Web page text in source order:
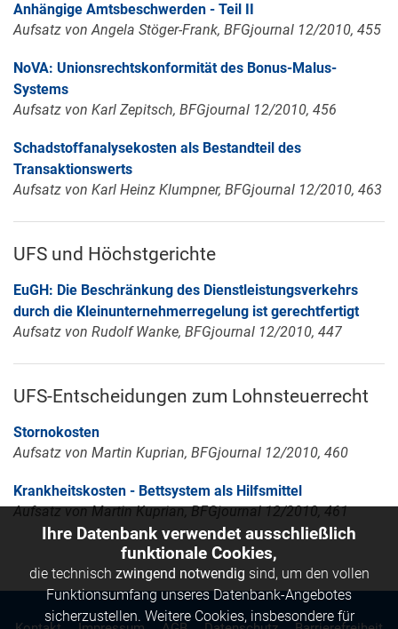
Anhängige Amtsbeschwerden - Teil II
Aufsatz von Angela Stöger-Frank, BFGjournal 12/2010, 455
NoVA: Unionsrechtskonformität des Bonus-Malus-
Systems
Aufsatz von Karl Zepitsch, BFGjournal 12/2010, 456
Schadstoffanalysekosten als Bestandteil des
Transaktionswerts
Aufsatz von Karl Heinz Klumpner, BFGjournal 12/2010, 463
UFS und Höchstgerichte
EuGH: Die Beschränkung des Dienstleistungsverkehrs
durch die Kleinunternehmerregelung ist gerechtfertigt
Aufsatz von Rudolf Wanke, BFGjournal 12/2010, 447
UFS-Entscheidungen zum Lohnsteuerrecht
Stornokosten
Aufsatz von Martin Kuprian, BFGjournal 12/2010, 460
Krankheitskosten - Bettsystem als Hilfsmittel
Aufsatz von Martin Kuprian, BFGjournal 12/2010, 461
Ihre Datenbank verwendet ausschließlich
funktionale Cookies,
die technisch zwingend notwendig sind, um den vollen
Funktionsumfang unseres Datenbank-Angebotes
sicherzustellen. Weitere Cookies, insbesondere für